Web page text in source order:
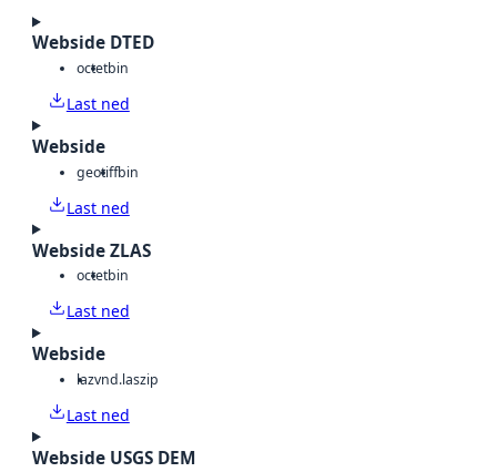
Webside DTED
octetbin
Last ned
Webside
geotiffbin
Last ned
Webside ZLAS
octetbin
Last ned
Webside
lazvnd.laszip
Last ned
Webside USGS DEM